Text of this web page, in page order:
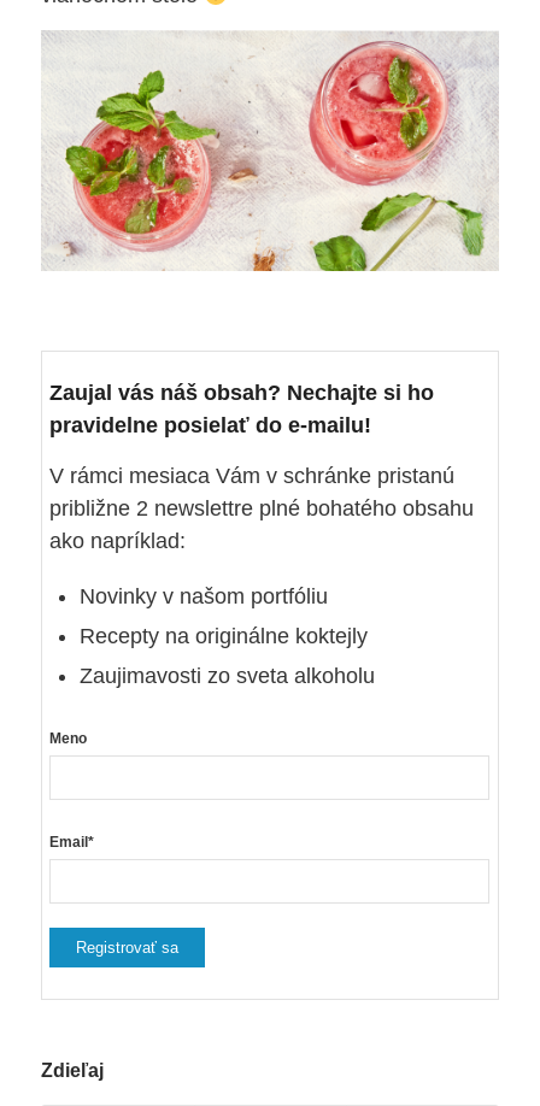
Zaujal vás náš obsah? Nechajte si ho
pravidelne posielať do e-mailu!
V rámci mesiaca Vám v schránke pristanú
približne 2 newslettre plné bohatého obsahu
ako napríklad:
Novinky v našom portfóliu
Recepty na originálne koktejly
Zaujimavosti zo sveta alkoholu
Meno
Email*
Zdieľaj